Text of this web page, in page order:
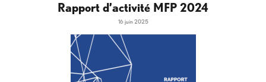
Rapport d’activité MFP 2024
16 juin 2025